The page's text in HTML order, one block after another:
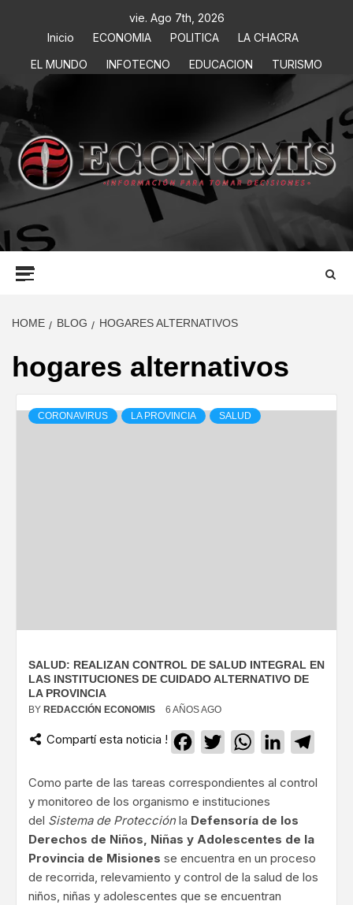
vie. Ago 7th, 2026
Inicio
ECONOMIA POLITICA
LA CHACRA
EL MUNDO
INFOTECNO EDUCACION TURISMO
ECONOMIS
INFORMACIÓN PARA TOMAR DECISIONES
HOME BLOG HOGARES ALTERNATIVOS
hogares alternativos
CORONAVIRUS LA PROVINCIA SALUD
SALUD: REALIZAN CONTROL DE SALUD INTEGRAL EN
LAS INSTITUCIONES DE CUIDADO ALTERNATIVO DE
LA PROVINCIA
BY REDACCIÓN ECONOMIS 6 AÑOS AGO
Compartí esta noticia ! Facebook
TwitterWhatsApp
LinkedIn
Como parte de las tareas correspondientes al control
y monitoreo de los organismo e instituciones
del Sistema de Protección la Defensoría de los
Derechos de Niños, Niñas y Adolescentes de la
Provincia de Misiones se encuentra en un proceso
de recorrida, relevamiento y control de la salud de los
niños, niñas y adolescentes que se encuentran